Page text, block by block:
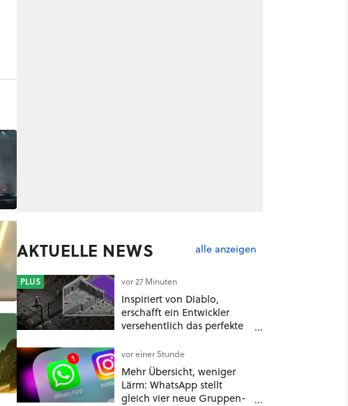
AKTUELLE NEWS alle anzeigen
PLUS vor 27 Minuten
Inspiriert von Diablo,
erschafft ein Entwickler
versehentlich das perfekte
Rollenspiel-Meister
vor einer Stunde
Mehr Übersicht, weniger
Lärm: WhatsApp stellt
gleich vier neue Gruppen-